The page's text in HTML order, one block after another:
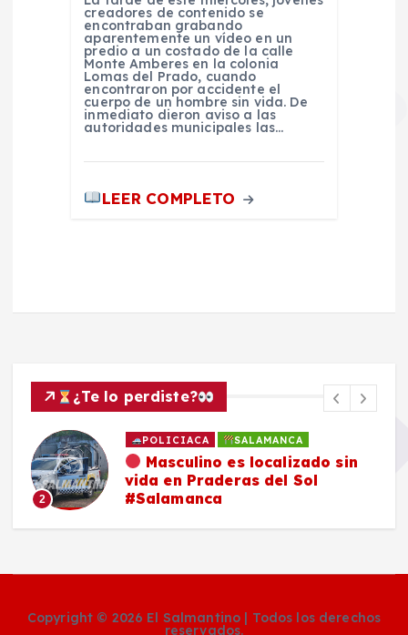
creadores de contenido se
encontraban grabando
aparentemente un vídeo en un
predio a un costado de la calle
Monte Amberes en la colonia
Lomas del Prado, cuando
encontraron por accidente el
cuerpo de un hombre sin vida. De
inmediato dieron aviso a las
autoridades municipales las…
LEER COMPLETO
¿Te lo perdiste?
2
POLICIACA SALAMANCA
Masculino es localizado sin
vida en Praderas del Sol
#Salamanca
Copyright © 2026 El Salmantino | Todos los derechos
reservados.